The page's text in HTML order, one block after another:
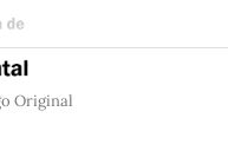
Original